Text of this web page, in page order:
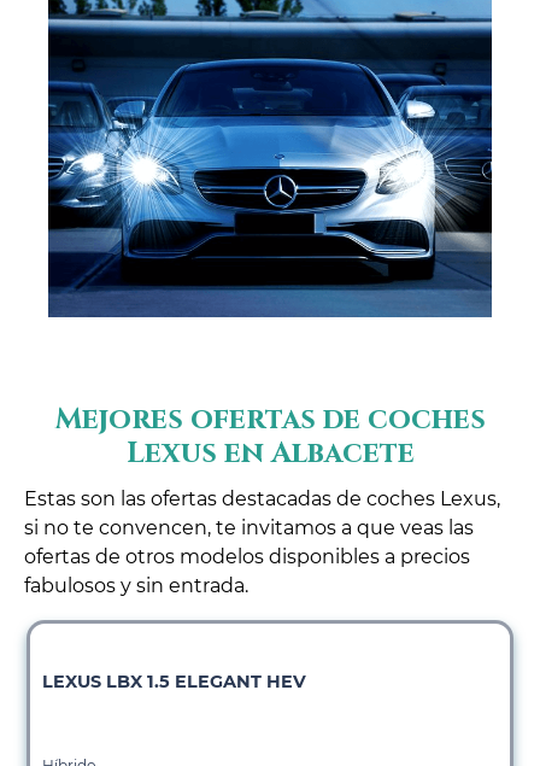
Mejores ofertas de coches
Lexus en Albacete
Estas son las ofertas destacadas de coches Lexus,
si no te convencen, te invitamos a que veas las
ofertas de otros modelos disponibles a precios
fabulosos y sin entrada.
LEXUS LBX 1.5 ELEGANT HEV